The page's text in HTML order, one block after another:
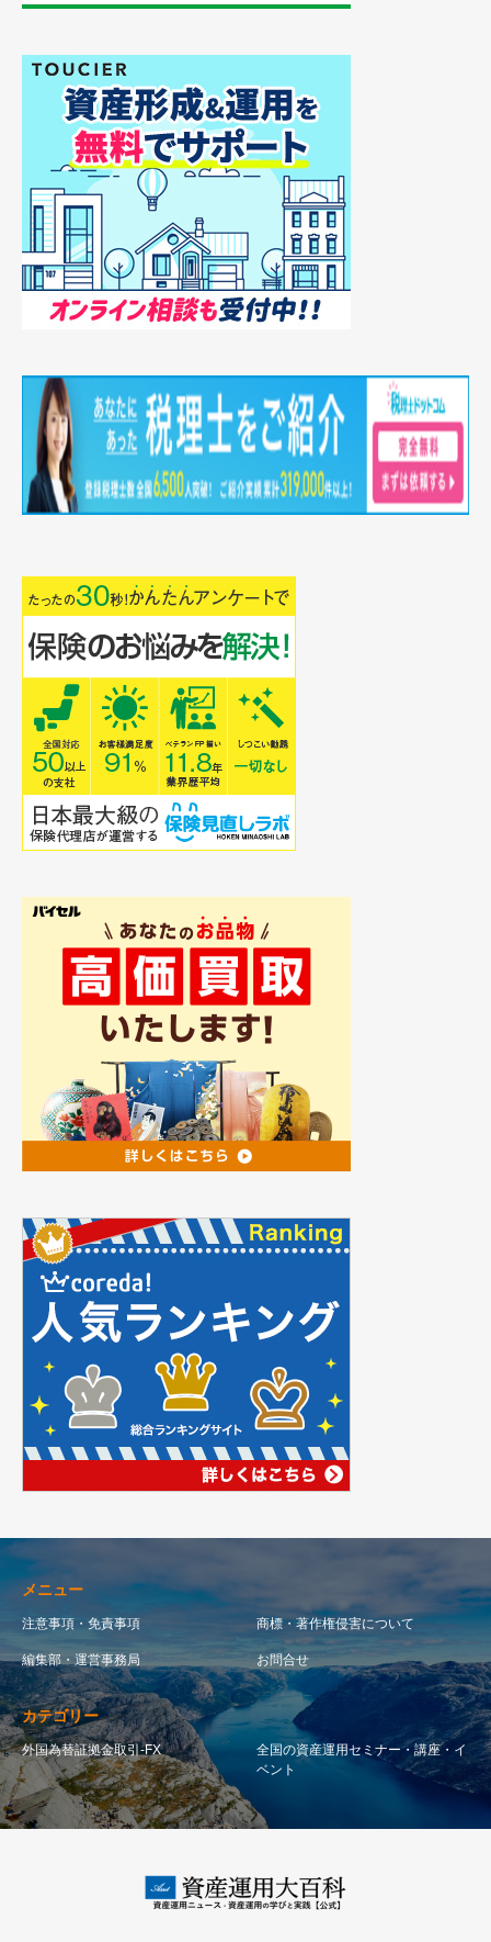
メニュー
注意事項・免責事項 商標・著作権侵害について
編集部・運営事務局 お問合せ
カテゴリー
外国為替証拠金取引-FX
全国の資産運用セミナー・講座・イ
ベント